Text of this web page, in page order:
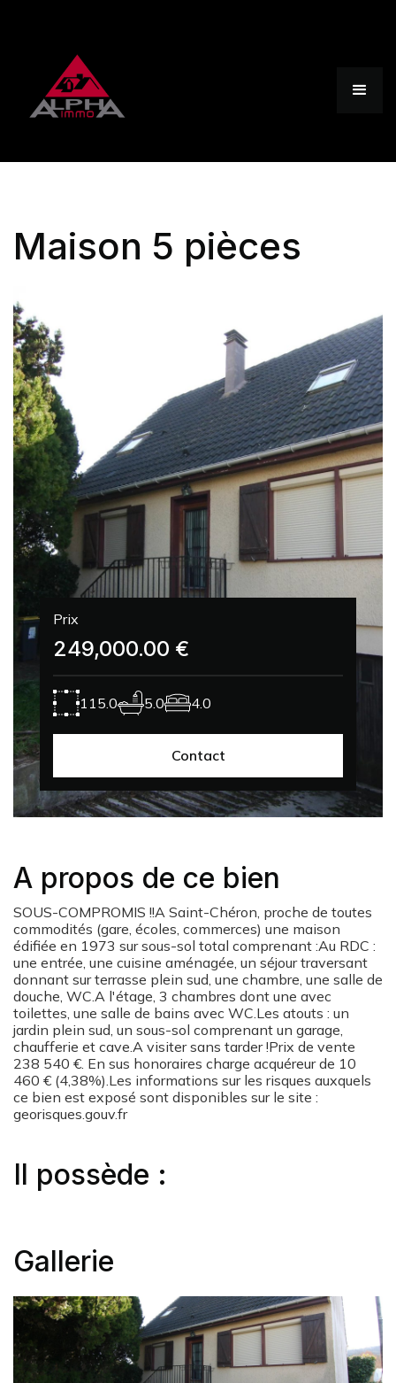
Maison 5 pièces
Prix
249,000.00 €
115.0 5.0 4.0
Contact
A propos de ce bien
SOUS-COMPROMIS !!A Saint-Chéron, proche de toutes
commodités (gare, écoles, commerces) une maison
édifiée en 1973 sur sous-sol total comprenant :Au RDC :
une entrée, une cuisine aménagée, un séjour traversant
donnant sur terrasse plein sud, une chambre, une salle de
douche, WC.A l'étage, 3 chambres dont une avec
toilettes, une salle de bains avec WC.Les atouts : un
jardin plein sud, un sous-sol comprenant un garage,
chaufferie et cave.A visiter sans tarder !Prix de vente
238 540 €. En sus honoraires charge acquéreur de 10
460 € (4,38%).Les informations sur les risques auxquels
ce bien est exposé sont disponibles sur le site :
georisques.gouv.fr
Il possède :
Gallerie